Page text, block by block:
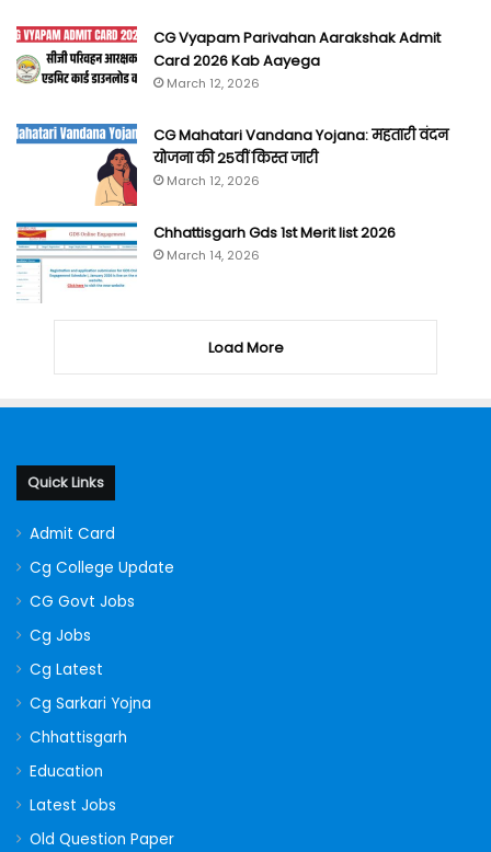
CG Vyapam Parivahan Aarakshak Admit
Card 2026 Kab Aayega
March 12, 2026
CG Mahatari Vandana Yojana: महतारी वंदन
योजना की 25वीं किस्त जारी
March 12, 2026
Chhattisgarh Gds 1st Merit list 2026
March 14, 2026
Load More
Quick Links
Admit Card
Cg College Update
CG Govt Jobs
Cg Jobs
Cg Latest
Cg Sarkari Yojna
Chhattisgarh
Education
Latest Jobs
Old Question Paper